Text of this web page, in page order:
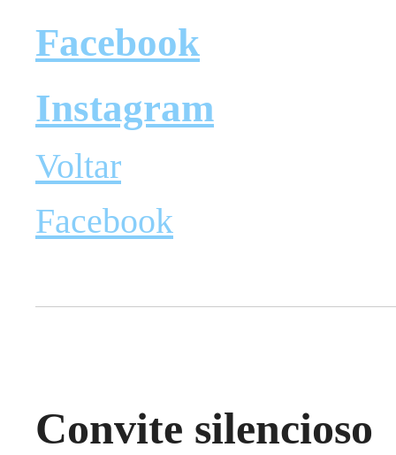
Facebook
Instagram
Voltar
Facebook
Convite silencioso